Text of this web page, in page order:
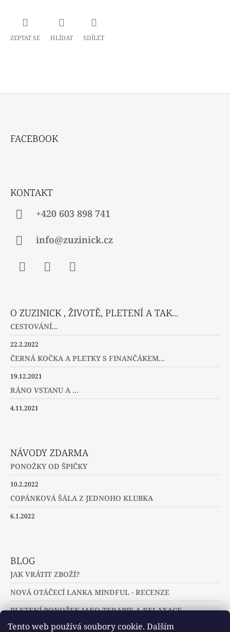
Tento web používá soubory cookie. Dalším
ZEPTAT SE HLÍDAT SDÍLET
FACEBOOK
KONTAKT
+420 603 898 741
info@zuzinick.cz
O ZUZINICK , ŽIVOTĚ, PLETENÍ A TAK...
CESTOVÁNÍ...
22.2.2022
ČERNÁ KOČKA A PLETKY S FINANČÁKEM...
19.12.2021
RÁNO VSTANU A ...
4.11.2021
NÁVODY ZDARMA
PONOŽKY OD ŠPIČKY
10.2.2022
COPÁNKOVÁ ŠÁLA Z JEDNOHO KLUBKA
6.1.2022
BLOG
JAK VRÁTIT ZBOŽÍ?
NOVÁ OTÁČECÍ LANKA MINDFUL - RECENZE
PLETENÍ PONOŽEK JAKO TERAPIE A RELAXACE